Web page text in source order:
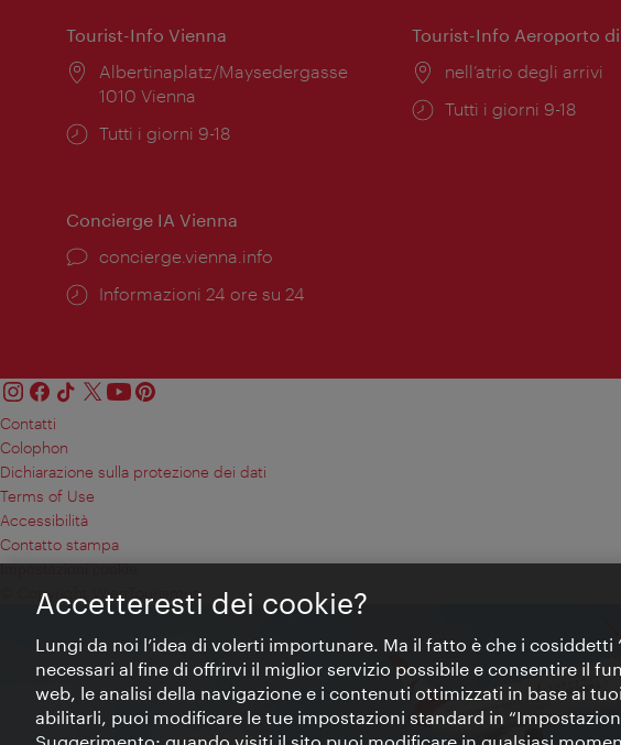
Tourist-Info Vienna
Posizione:
Albertinaplatz/Maysedergasse
1010 Vienna
Orari
Tutti i giorni 9-18
Tourist-Info Aeroporto
Posizione:
nell’atrio degli arrivi
Orari
Tutti i giorni 9-18
Concierge IA Vienna
Ort:
concierge.vienna.info
Öffnungszeiten:
Informazioni 24 ore su 24
Contatti
Colophon
Dichiarazione sulla protezione dei dati
Terms of Use
Accessibilità
Contatto stampa
Impostazioni cookie
© Copyright WienTourismus
Accetteresti dei cookie?
Lungi da noi l’idea di volerti importunare. Ma il fatto è che i cosiddetti
necessari al fine di offrirvi il miglior servizio possibile e consentire il
web, le analisi della navigazione e i contenuti ottimizzati in base ai
abilitarli, puoi modificare le tue impostazioni standard in